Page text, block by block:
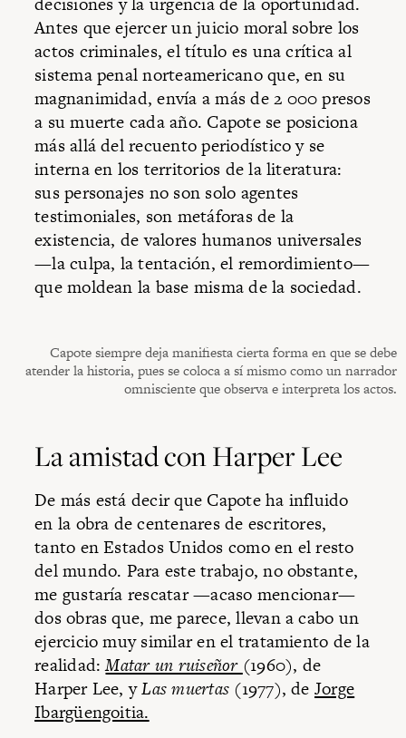
Antes que ejercer un juicio moral sobre los
actos criminales, el título es una crítica al
sistema penal norteamericano que, en su
magnanimidad, envía a más de 2 000 presos
a su muerte cada año. Capote se posiciona
más allá del recuento periodístico y se
interna en los territorios de la literatura:
sus personajes no son solo agentes
testimoniales, son metáforas de la
existencia, de valores humanos universales
—la culpa, la tentación, el remordimiento—
que moldean la base misma de la sociedad.
Capote siempre deja manifiesta cierta forma en que se debe
atender la historia, pues se coloca a sí mismo como un narrador
omnisciente que observa e interpreta los actos.
La amistad con Harper Lee
De más está decir que Capote ha influido
en la obra de centenares de escritores,
tanto en Estados Unidos como en el resto
del mundo. Para este trabajo, no obstante,
me gustaría rescatar —acaso mencionar—
dos obras que, me parece, llevan a cabo un
ejercicio muy similar en el tratamiento de la
realidad:Matar un ruiseñor (1960), de
Harper Lee, yLas muertas (1977), de Jorge
Ibargüengoitia.